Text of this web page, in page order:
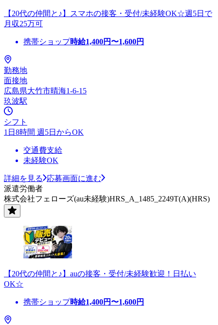
【20代の仲間と♪】スマホの接客・受付/未経験OK☆週5日で
月収25万可
携帯ショップ時給1,400円〜1,600円
勤務地
面接地
広島県大竹市晴海1-6-15
玖波駅
シフト
1日8時間 週5日からOK
交通費支給
未経験OK
詳細を見る
応募画面に進む
派遣労働者
株式会社フェローズ(au未経験)HRS_A_1485_2249T(A)(HRS)
【20代の仲間と♪】auの接客・受付/未経験歓迎！日払い
OK☆
携帯ショップ時給1,400円〜1,600円